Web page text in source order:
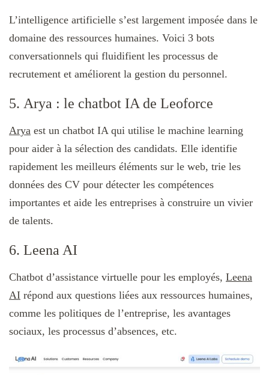
L’intelligence artificielle s’est largement imposée dans le
domaine des ressources humaines. Voici 3 bots
conversationnels qui fluidifient les processus de
recrutement et améliorent la gestion du personnel.
5. Arya : le chatbot IA de Leoforce
Arya est un chatbot IA qui utilise le machine learning
pour aider à la sélection des candidats. Elle identifie
rapidement les meilleurs éléments sur le web, trie les
données des CV pour détecter les compétences
importantes et aide les entreprises à construire un vivier
de talents.
6. Leena AI
Chatbot d’assistance virtuelle pour les employés, Leena
AI répond aux questions liées aux ressources humaines,
comme les politiques de l’entreprise, les avantages
sociaux, les processus d’absences, etc.